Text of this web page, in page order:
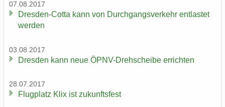
07.08.2017
Dresden-​Cotta kann von Durch­gangs­ver­kehr ent­las­tet
wer­den
03.08.2017
Dres­den kann neue ÖPNV-​Drehscheibe er­rich­ten
28.07.2017
Flug­platz Klix ist zu­kunfts­fest